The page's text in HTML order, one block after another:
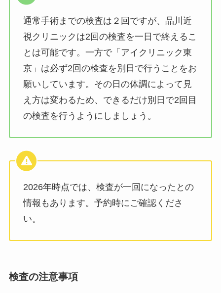
通常手術までの検査は２回ですが、品川近
視クリニックは2回の検査を一日で終えるこ
とは可能です。一方で「アイクリニック東
京」は必ず2回の検査を別日で行うことをお
願いしています。その日の体調によって見
え方は変わるため、できるだけ別日で2回目
の検査を行うようにしましょう。
2026年時点では、検査が一回になったとの
情報もあります。予約時にご確認くださ
い。
検査の注意事項